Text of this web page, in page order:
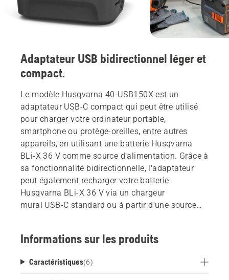
Adaptateur USB bidirectionnel léger et
compact.
Le modèle Husqvarna 40-USB150X est un
adaptateur USB-C compact qui peut être utilisé
pour charger votre ordinateur portable,
smartphone ou protège-oreilles, entre autres
appareils, en utilisant une batterie Husqvarna
BLi-X 36 V comme source d'alimentation. Grâce à
sa fonctionnalité bidirectionnelle, l'adaptateur
peut également recharger votre batterie
Husqvarna BLi-X 36 V via un chargeur
mural USB-C standard ou à partir d'une source
conception robuste, cet adaptateur est un gadget
partie du système flexible de batterie
Informations sur les produits
Caractéristiques(6)